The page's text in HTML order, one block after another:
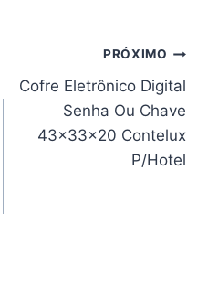
PRÓXIMO
Cofre Eletrônico Digital
Senha Ou Chave
43x33x20 Contelux
P/Hotel